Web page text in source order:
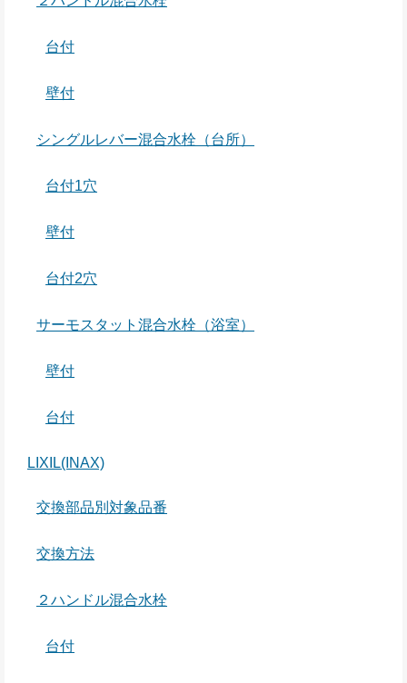
台付
壁付
シングルレバー混合水栓（台所）
台付1穴
壁付
台付2穴
サーモスタット混合水栓（浴室）
壁付
台付
LIXIL(INAX)
交換部品別対象品番
交換方法
２ハンドル混合水栓
台付